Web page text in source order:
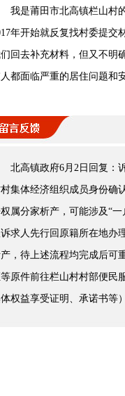
我是莆田市北高镇栏山村
年开始就反复找村委提交
回去补充材料，但又不明
都面临严重的居住问题和
北高镇政府6月2日回复：
集体经济组织成员身份确
属分家析产，可能涉及“
求人先行回原籍所在地办
，待上述流程均完成后可
原件前往栏山村村部便民
权益享受证明、承诺书等